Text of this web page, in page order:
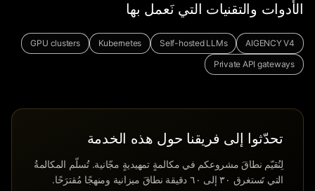
الأدوات والتقنيات التي نَعمل بها
AIGENCY V4
Self-hosted LLMs
Kubernetes
GPU clusters
Private API gateways
تحدّثوا إلى فريقنا حول هذه الخدمة
لِنُقيّم نطاقَ مشروعكم في مكالمةٍ تمهيديةٍ مجّانية. تُسلّم المكالمةُ
التي تَستغرق ٣٠ إلى ٦٠ دقيقة نطاقَ ميزانية ومنهجًا مُقترَحًا.